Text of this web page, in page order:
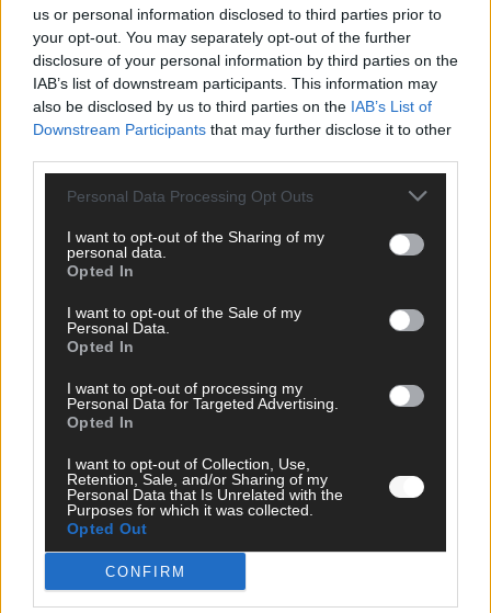
us or personal information disclosed to third parties prior to
your opt-out. You may separately opt-out of the further
disclosure of your personal information by third parties on the
IAB’s list of downstream participants. This information may
also be disclosed by us to third parties on the IAB’s List of
Downstream Participants that may further disclose it to other
Personal Data Processing Opt Outs
I want to opt-out of the Sharing of my
personal data.
Opted In
I want to opt-out of the Sale of my
Personal Data.
Opted In
I want to opt-out of processing my
Personal Data for Targeted Advertising.
Opted In
I want to opt-out of Collection, Use,
Retention, Sale, and/or Sharing of my
Personal Data that Is Unrelated with the
Purposes for which it was collected.
Opted Out
CONFIRM
SCHNELL ZUM RESSORT
Nachrichten
Ratgeber
Wissen
Streams & Storys
Eurovision
FLASH – DAS VIDEOPORTAL